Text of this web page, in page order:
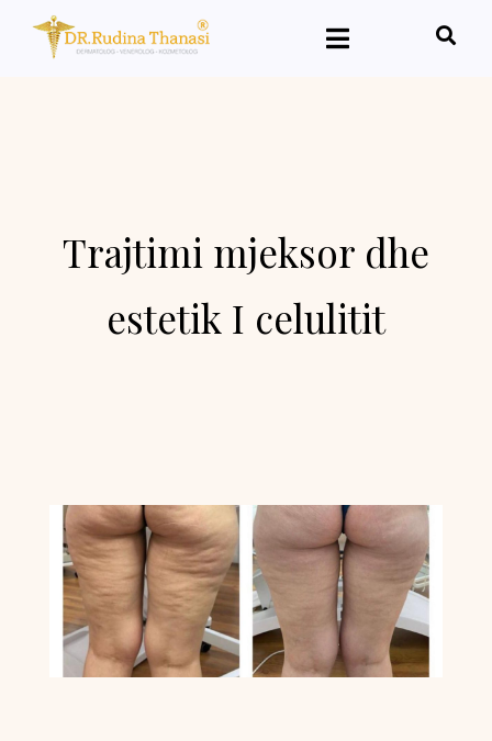
Trajtimi mjeksor dhe
estetik I celulitit